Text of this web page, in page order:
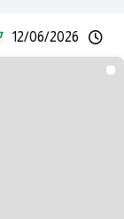
12/06/2026